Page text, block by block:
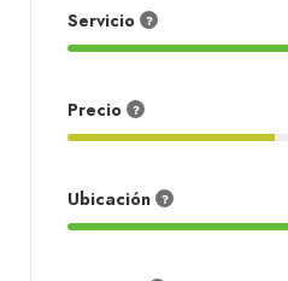
Servicio
Precio
Ubicación